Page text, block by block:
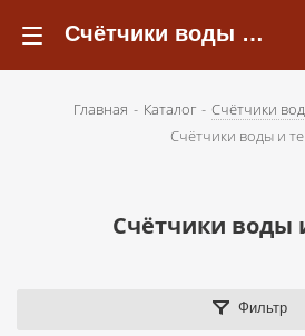
Счётчики воды и тепла - kotelsochi.ru
Главная - Каталог - Счётчики
Счётчики воды и
Счётчики воды
Фильтр